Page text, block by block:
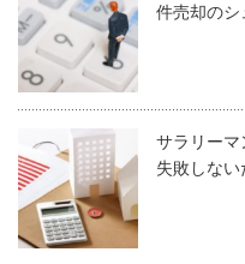
件売却のシ
サラリーマ
失敗しない